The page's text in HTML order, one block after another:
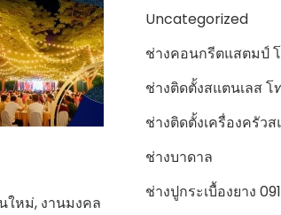
ใหม่, งานมงคล
Uncategorized
ช่างคอนกรีตแสตมป์
ช่างติดตั้งสแตนเลส
ช่างติดตั้งเครื่องครัว
ช่างบาดาล
ช่างปูกระเบื้องยาง